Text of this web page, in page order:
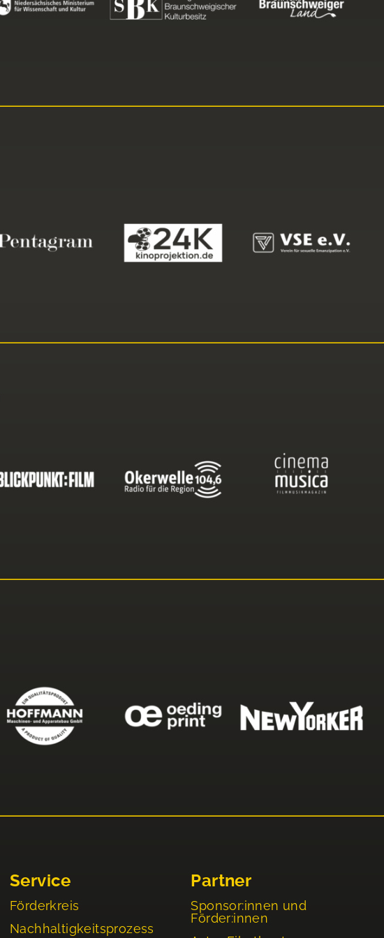
Service
Förderkreis
Nachhaltigkeitsprozess
Partner
Sponsor:innen und
Förder:innen